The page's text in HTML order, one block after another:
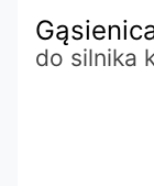
do silnika